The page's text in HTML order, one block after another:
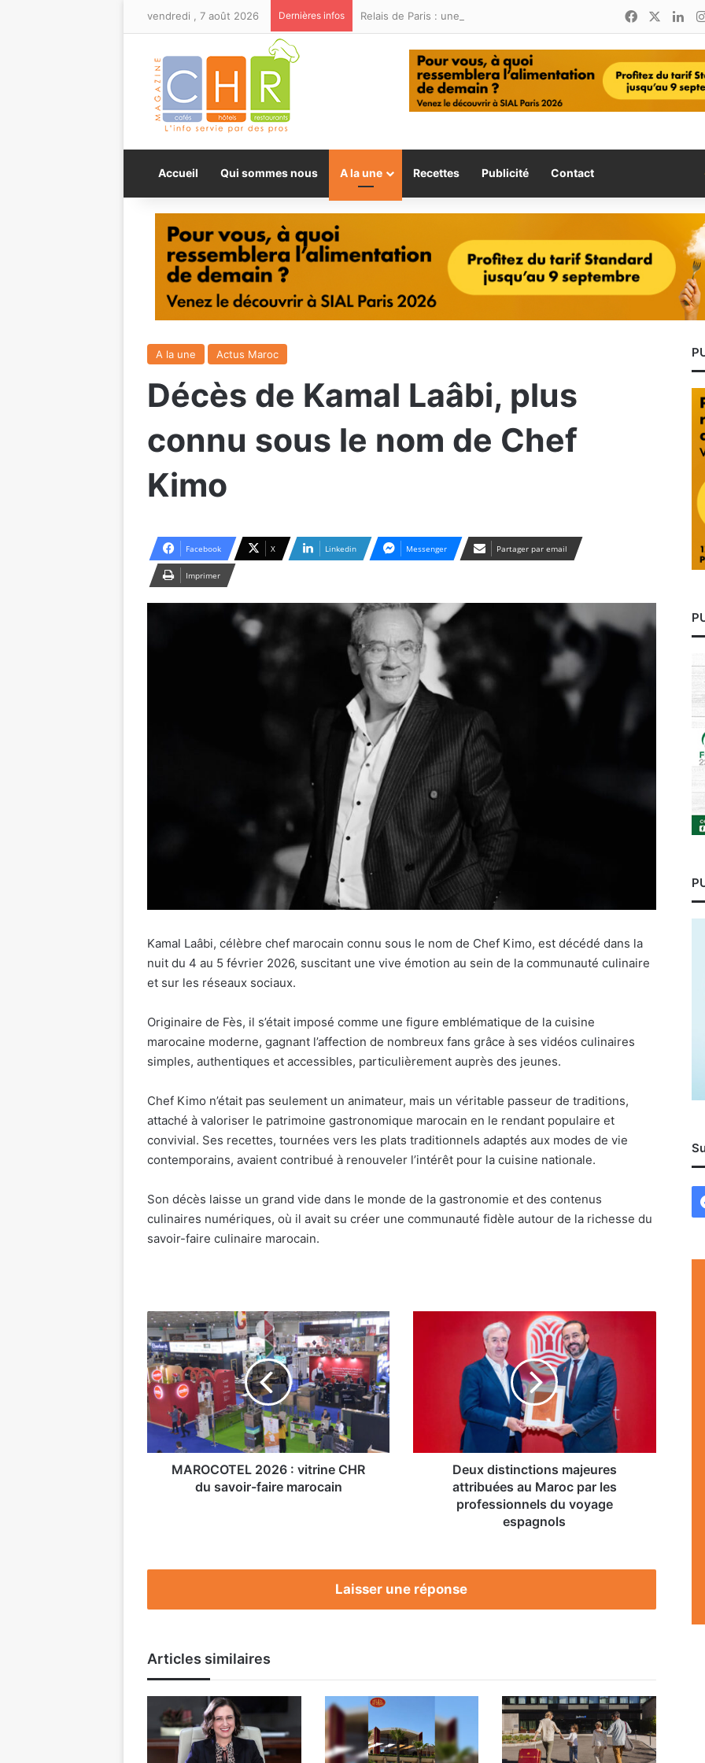
vendredi , 7 août 2026 Dernières infos Facebook
Accueil Qui sommes nous A la une Recettes Publicité Contact
A la une Actus Maroc
Décès de Kamal Laâbi, plus
connu sous le nom de Chef
Kimo
Facebook X Linkedin Messenger Partager par email
Imprimer
Kamal Laâbi, célèbre chef marocain connu sous le nom de Chef Kimo, est décédé dans la
nuit du 4 au 5 février 2026, suscitant une vive émotion au sein de la communauté culinaire
et sur les réseaux sociaux.
Originaire de Fès, il s’était imposé comme une figure emblématique de la cuisine
marocaine moderne, gagnant l’affection de nombreux fans grâce à ses vidéos culinaires
simples, authentiques et accessibles, particulièrement auprès des jeunes.
Chef Kimo n’était pas seulement un animateur, mais un véritable passeur de traditions,
attaché à valoriser le patrimoine gastronomique marocain en le rendant populaire et
convivial. Ses recettes, tournées vers les plats traditionnels adaptés aux modes de vie
contemporains, avaient contribué à renouveler l’intérêt pour la cuisine nationale.
Son décès laisse un grand vide dans le monde de la gastronomie et des contenus
culinaires numériques, où il avait su créer une communauté fidèle autour de la richesse du
savoir-faire culinaire marocain.
MAROCOTEL
2026 :
vitrine
CHR
du
savoir-
faire
marocain
MAROCOTEL 2026 : vitrine CHR
du savoir-faire marocain
attribuées
professionnels
espagnols
Deux distinctions majeures
attribuées au Maroc par les
professionnels du voyage
espagnols
Laisser une réponse
Articles similaires